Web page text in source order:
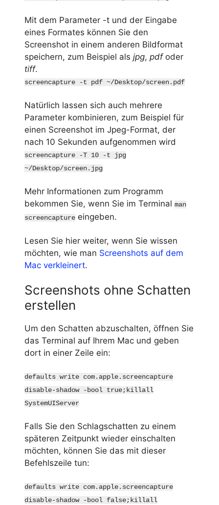
Mit dem Parameter -t und der Eingabe
eines Formates können Sie den
Screenshot in einem anderen Bildformat
speichern, zum Beispiel als jpg, pdfoder
tiff.
screencapture -t pdf ~/Desktop/screen.pdf
Natürlich lassen sich auch mehrere
Parameter kombinieren, zum Beispiel für
einen Screenshot im Jpeg-Format, der
nach 10 Sekunden aufgenommen wird
screencapture -T 10 -t jpg
~/Desktop/screen.jpg
Mehr Informationen zum Programm
bekommen Sie, wenn Sie im Terminal man
screencapture eingeben.
Lesen Sie hier weiter, wenn Sie wissen
möchten, wie man Screenshots auf dem
Mac verkleinert.
Screenshots ohne Schatten
erstellen
Um den Schatten abzuschalten, öffnen Sie
das Terminal auf Ihrem Mac und geben
dort in einer Zeile ein:
defaults write com.apple.screencapture
disable-shadow -bool true;killall
SystemUIServer
Falls Sie den Schlagschatten zu einem
späteren Zeitpunkt wieder einschalten
möchten, können Sie das mit dieser
Befehlszeile tun:
defaults write com.apple.screencapture
disable-shadow -bool false;killall